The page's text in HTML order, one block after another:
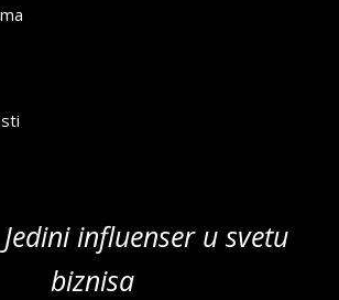
influenser u svetu
biznisa